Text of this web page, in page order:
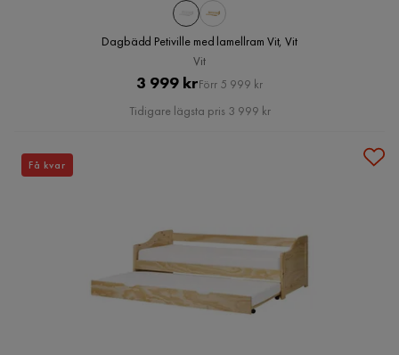
Dagbädd Petiville med lamellram Vit, Vit
Vit
Pris
3 999 krOriginal
Pris
Förr 5 999 kr
Tidigare lägsta pris 3 999 kr
Få kvar